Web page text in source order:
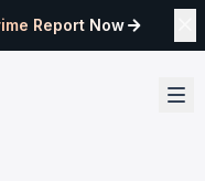
Report Now